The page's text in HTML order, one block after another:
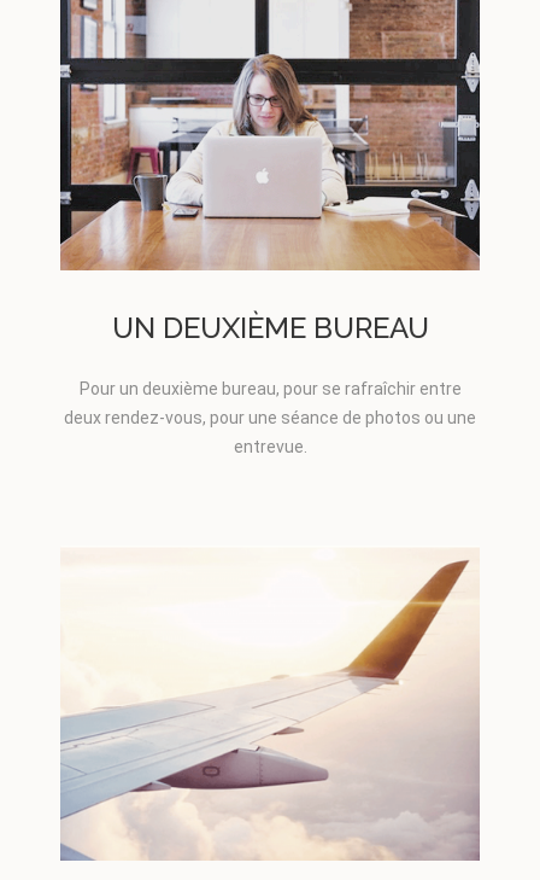
UN DEUXIÈME BUREAU
Pour un deuxième bureau, pour se rafraîchir entre
deux rendez-vous, pour une séance de photos ou une
entrevue.